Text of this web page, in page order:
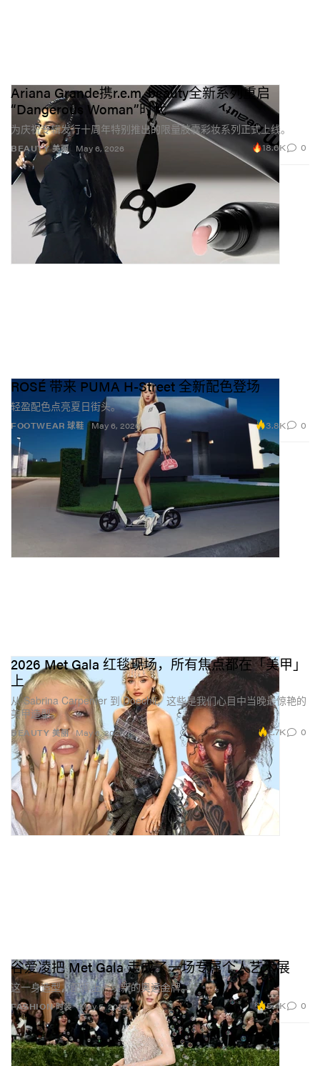
BEAUTY 美丽
Ariana Grande携r.e.m. beauty全新系列重启
“Dangerous Woman”时代
为庆祝专辑发行十周年特别推出的限量胶囊彩妆系列正式上线。
May 6, 2026 18.6K 0
FOOTWEAR 球鞋
ROSÉ 带来 PUMA H-Street 全新配色登场
轻盈配色点亮夏日街头。
May 6, 2026 3.8K 0
BEAUTY 美丽
2026 Met Gala 红毯现场，所有焦点都在「美甲」
上
从 Sabrina Carpenter 到 Doechii，这些是我们心目中当晚最惊艳的
美甲造型。
May 6, 2026 2.7K 0
FASHION 时装
谷爱凌把 Met Gala 走成了一场专属个人艺术展
这一身造型，配得上一块新的奥运金牌。
May 5, 2026 5.4K 0